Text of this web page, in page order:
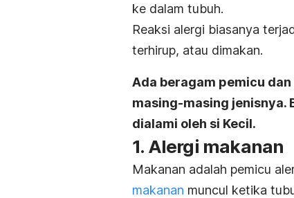
ke dalam tubuh.
Reaksi alergi biasanya
terhirup, atau dimakan.
Ada beragam pemicu
masing-masing jenisnya.
dialami oleh si Kecil.
1. Alergi makanan
Makanan adalah pemicu
makanan muncul ketika